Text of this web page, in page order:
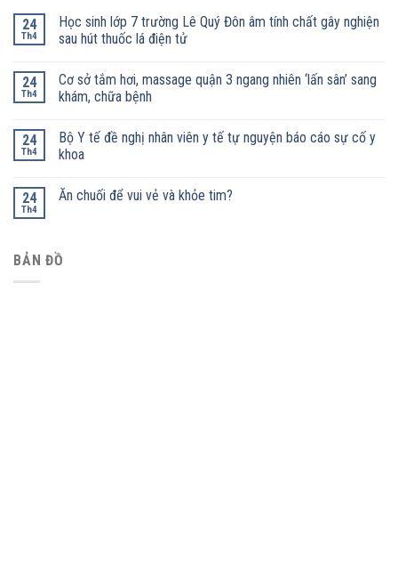
24
Th4
Học sinh lớp 7 trường Lê Quý Đôn âm tính chất gây nghiện
sau hút thuốc lá điện tử
24
Th4
Cơ sở tắm hơi, massage quận 3 ngang nhiên ‘lấn sân’ sang
khám, chữa bệnh
24
Th4
Bộ Y tế đề nghị nhân viên y tế tự nguyện báo cáo sự cố y
khoa
24
Th4
Ăn chuối để vui vẻ và khỏe tim?
BẢN ĐỒ